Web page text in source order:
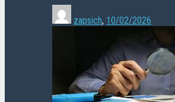
zapsich, 10/02/2026